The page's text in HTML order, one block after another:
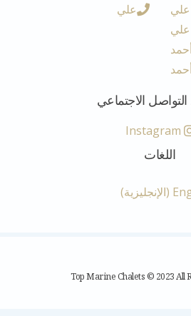
علي
الاجتماعي
اللغات
(الإنجليزية)
Top Marine Chalets © 2023